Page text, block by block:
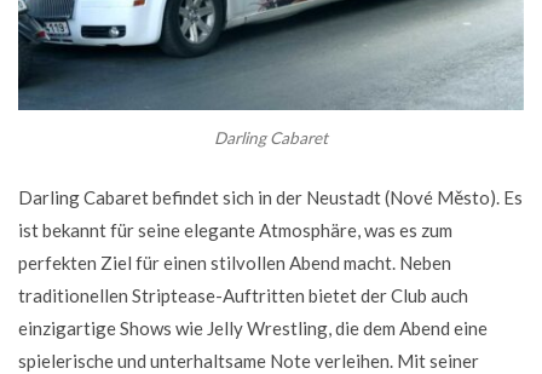
Darling Cabaret
Darling Cabaret befindet sich in der Neustadt (Nové Město). Es
ist bekannt für seine elegante Atmosphäre, was es zum
perfekten Ziel für einen stilvollen Abend macht. Neben
traditionellen Striptease-Auftritten bietet der Club auch
einzigartige Shows wie Jelly Wrestling, die dem Abend eine
spielerische und unterhaltsame Note verleihen. Mit seiner